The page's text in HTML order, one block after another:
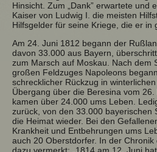
Hinsicht. Zum „Dank” erwartete und
Kaiser von Ludwig I. die meisten
Hilfsgelder für seine Kriege, die er in
Am 24. Juni 1812 begann der
davon 33.000 aus Bayern,
zum Marsch auf Moskau. Nach dem
großen Feldzuges Napoleons
schrecklicher Rückzug in
Übergang über die Beresina vom
kamen über 24.000 ums Leben.
zurück, von den 33.000 bayerischen
die Heimat wieder. Bei den
Krankheit und Entbehrungen ums
auch 20 Oberstdorfer. In der
dazu vermerkt: „1814 am 12. Juni